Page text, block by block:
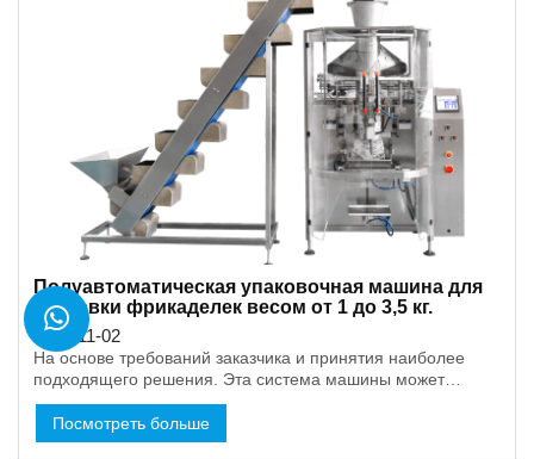
Полуавтоматическая упаковочная машина для
упаковки фрикаделек весом от 1 до 3,5 кг.
2021-11-02
На основе требований заказчика и принятия наиболее
подходящего решения. Эта система машины может
сэкономить больше места и затрат, а также сделать
тяжелый вес продукции.
Посмотреть больше